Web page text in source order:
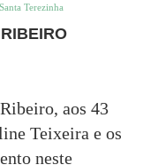
Terezinha
aos 43
Teixeira e os
neste